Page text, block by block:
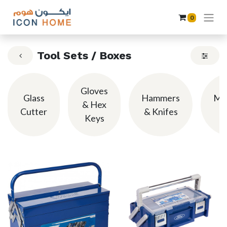
0
Tool Sets / Boxes
Glass
Cutter
Gloves
& Hex
Keys
Hammers
& Knifes